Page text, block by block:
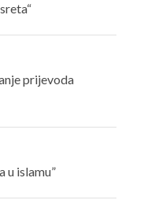
prijevoda
u islamu”